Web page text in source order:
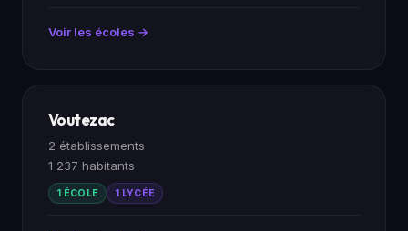
Voir les écoles →
Voutezac
2 établissements
1 237 habitants
1 ÉCOLE 1 LYCÉE